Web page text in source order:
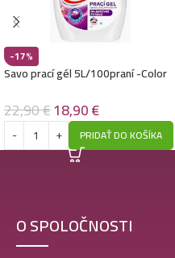
-17%
Savo prací gél 5L/100praní -Color
22,90€18,90€
PRIDAŤ DO KOŠÍKA
O SPOLOČNOSTI